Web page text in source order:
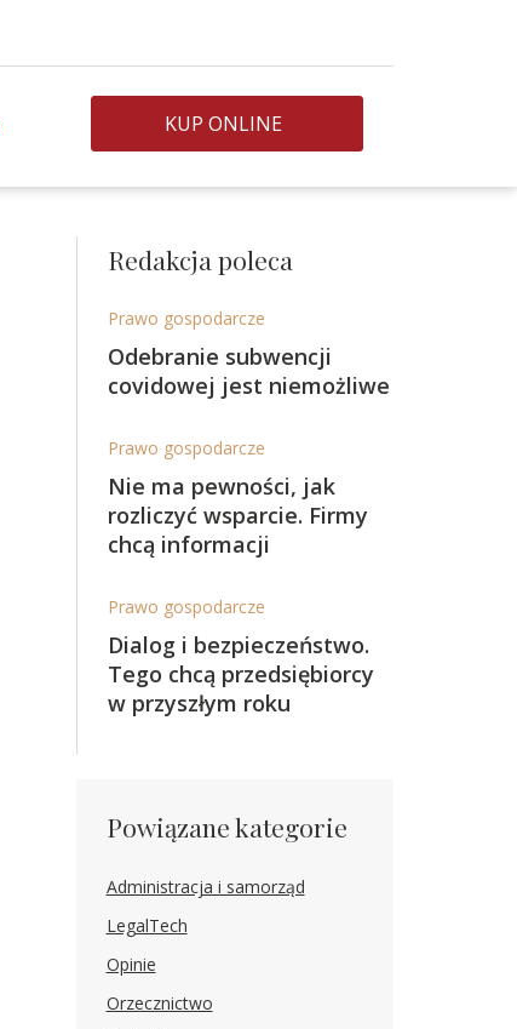
KUP ONLINE
Redakcja poleca
Prawo gospodarcze
Odebranie subwencji
covidowej jest niemożliwe
Prawo gospodarcze
Nie ma pewności, jak
rozliczyć wsparcie. Firmy
chcą informacji
Prawo gospodarcze
Dialog i bezpieczeństwo.
Tego chcą przedsiębiorcy
w przyszłym roku
Powiązane kategorie
Administracja i samorząd
LegalTech
Opinie
Orzecznictwo